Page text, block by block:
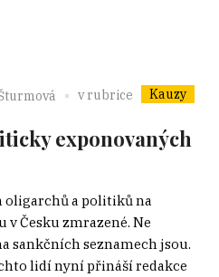
v rubrice Kauzy
exponovaných
oligarchů a politiků na
Česku zmrazené. Ne
sankčních seznamech jsou.
lidí nyní přináší redakce